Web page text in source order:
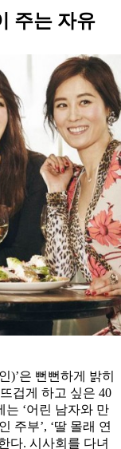
주는 자유
)’은 뻔뻔하게 밝히
겁게 하고 싶은 40
‘어린 남자와 만
주부’, ‘딸 몰래 연
다. 시사회를 다녀